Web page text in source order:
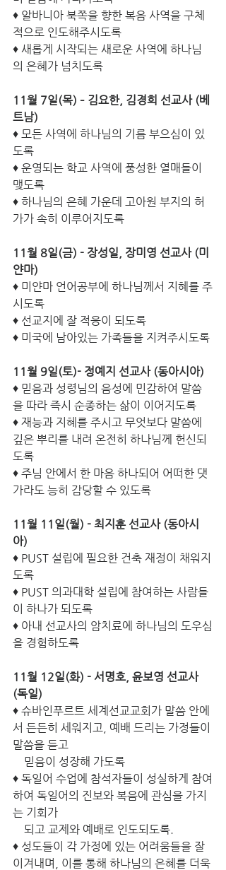
♦ 알바니아 북쪽을 향한 복음 사역을 구체
적으로 인도해주시도록
♦ 새롭게 시작되는 새로운 사역에 하나님
의 은혜가 넘치도록
11월 7일(목) – 김요한, 김경희 선교사 (베
트남)
♦ 모든 사역에 하나님의 기름 부으심이 있
도록
♦ 운영되는 학교 사역에 풍성한 열매들이
맺도록
♦ 하나님의 은혜 가운데 고아원 부지의 허
가가 속히 이루어지도록
11월 8일(금) - 장성일, 장미영 선교사 (미
얀마)
♦ 미얀마 언어공부에 하나님께서 지혜를 주
시도록
♦ 선교지에 잘 적응이 되도록
♦ 미국에 남아있는 가족들을 지켜주시도록
11월 9일(토)- 정예지 선교사 (동아시아)
♦ 믿음과 성령님의 음성에 민감하여 말씀
을 따라 즉시 순종하는 삶이 이어지도록
♦ 재능과 지혜를 주시고 무엇보다 말씀에
깊은 뿌리를 내려 온전히 하나님께 헌신되
도록
♦ 주님 안에서 한 마음 하나되어 어떠한 댓
가라도 능히 감당할 수 있도록
11월 11일(월) - 최지훈 선교사 (동아시
아)
♦ PUST 설립에 필요한 건축 재정이 채워지
도록
♦ PUST 의과대학 설립에 참여하는 사람들
이 하나가 되도록
♦ 아내 선교사의 암치료에 하나님의 도우심
을 경험하도록
11월 12일(화) - 서명호, 윤보영 선교사
(독일)
♦ 슈바인푸르트 세계선교교회가 말씀 안에
서 든든히 세워지고, 예배 드리는 가정들이
말씀을 듣고
    믿음이 성장해 가도록
♦ 독일어 수업에 참석자들이 성실하게 참여
하여 독일어의 진보와 복음에 관심을 가지
는 기회가
    되고 교제와 예배로 인도되도록.
♦ 성도들이 각 가정에 있는 어려움들을 잘
이겨내며, 이를 통해 하나님의 은혜를 더욱